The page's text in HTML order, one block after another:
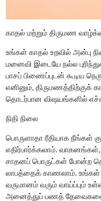
காதல் மற்றும் திருமண
உங்கள் காதல் உறவில் அன்பு
மனைவி இடையே நல்ல
பாசப் பிணைப்புடன் கூடிய
எனினும், திருமணத்திற்குக்
தொடர்பான விஷயங்களில்
நிதி நிலை
பொருளாதா ரீதியாக நீங்கள்
எதிர்பார்க்கலாம்.
சாதனப் பொருட்கள் போன்ற
லாபத்தைக் காணலாம்.
வருமானம் வரும் வாய்ப்பும்
அனைத்துப் பணத்